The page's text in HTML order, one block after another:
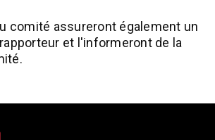
comité assureront également un
et l'informeront de la